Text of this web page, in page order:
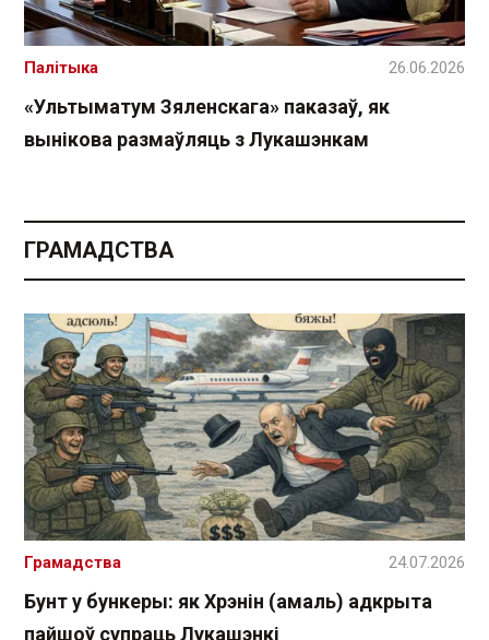
«Ультыматум Зяленскага» паказаў, як
вынікова размаўляць з Лукашэнкам
Палітыка 26.06.2026
ГРАМАДСТВА
Бунт у бункеры: як Хрэнін (амаль) адкрыта
пайшоў супраць Лукашэнкі
Грамадства 24.07.2026